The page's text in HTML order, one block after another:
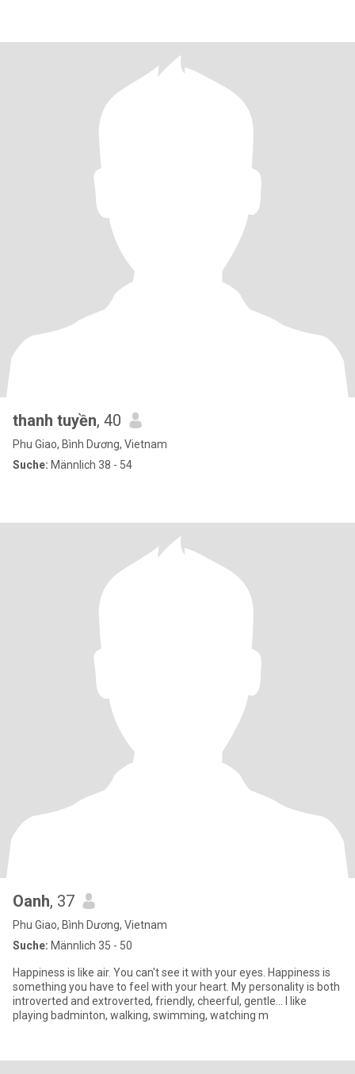
thanh tuyền, 40
Phu Giao, Bình Dương, Vietnam
Suche: Männlich 38 - 54
Oanh, 37
Phu Giao, Bình Dương, Vietnam
Suche: Männlich 35 - 50
Happiness is like air. You can't see it with your eyes. Happiness is
something you have to feel with your heart. My personality is both
introverted and extroverted, friendly, cheerful, gentle... I like
playing badminton, walking, swimming, watching m